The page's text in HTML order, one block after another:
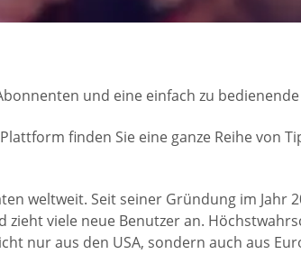
und eine einfach zu
finden Sie eine ganze Reihe von
weltweit. Seit seiner Gründung im Jahr
viele neue Benutzer an.
nur aus den USA, sondern auch aus